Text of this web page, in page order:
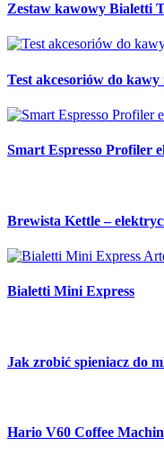
Zestaw kawowy Bialetti
Test akcesoriów do
Smart Espresso Profiler
Brewista Kettle –
Bialetti Mini Express
Jak zrobić spieniacz do
Hario V60 Coffee